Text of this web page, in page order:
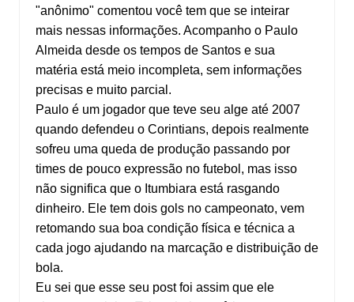
"anônimo" comentou você tem que se inteirar
mais nessas informações. Acompanho o Paulo
Almeida desde os tempos de Santos e sua
matéria está meio incompleta, sem informações
precisas e muito parcial.
Paulo é um jogador que teve seu alge até 2007
quando defendeu o Corintians, depois realmente
sofreu uma queda de produção passando por
times de pouco expressão no futebol, mas isso
não significa que o Itumbiara está rasgando
dinheiro. Ele tem dois gols no campeonato, vem
retomando sua boa condição física e técnica a
cada jogo ajudando na marcação e distribuição de
bola.
Eu sei que esse seu post foi assim que ele